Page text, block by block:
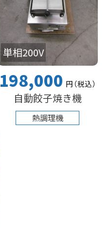
単相200V
198,000 円（税込）
自動餃子焼き機
熱調理機